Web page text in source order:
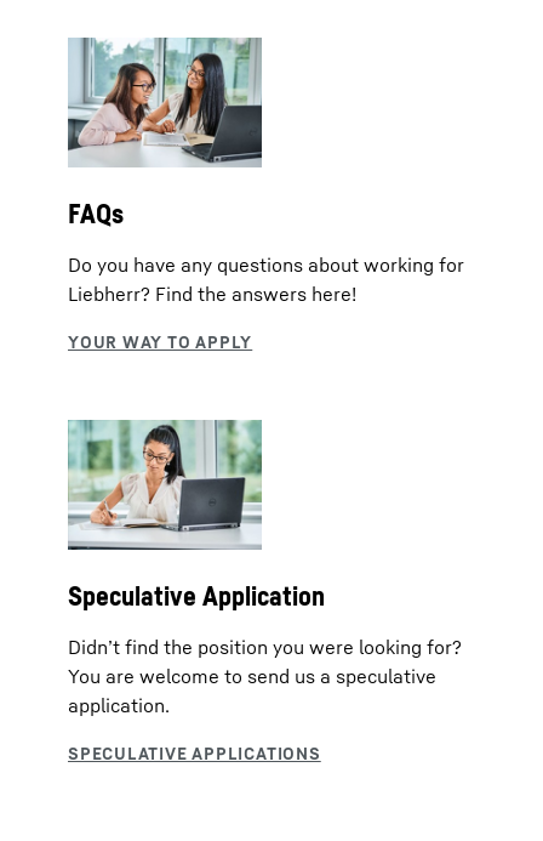
FAQs
Do you have any questions about working for
Liebherr? Find the answers here!
Speculative Application
Didn’t find the position you were looking for?
You are welcome to send us a speculative
application.